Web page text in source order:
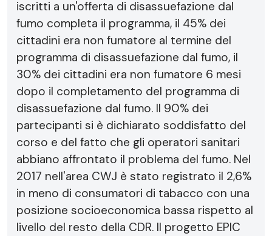
iscritti a un'offerta di disassuefazione dal
fumo completa il programma, il 45% dei
cittadini era non fumatore al termine del
programma di disassuefazione dal fumo, il
30% dei cittadini era non fumatore 6 mesi
dopo il completamento del programma di
disassuefazione dal fumo. Il 90% dei
partecipanti si è dichiarato soddisfatto del
corso e del fatto che gli operatori sanitari
abbiano affrontato il problema del fumo. Nel
2017 nell'area CWJ è stato registrato il 2,6%
in meno di consumatori di tabacco con una
posizione socioeconomica bassa rispetto al
livello del resto della CDR. Il progetto EPIC